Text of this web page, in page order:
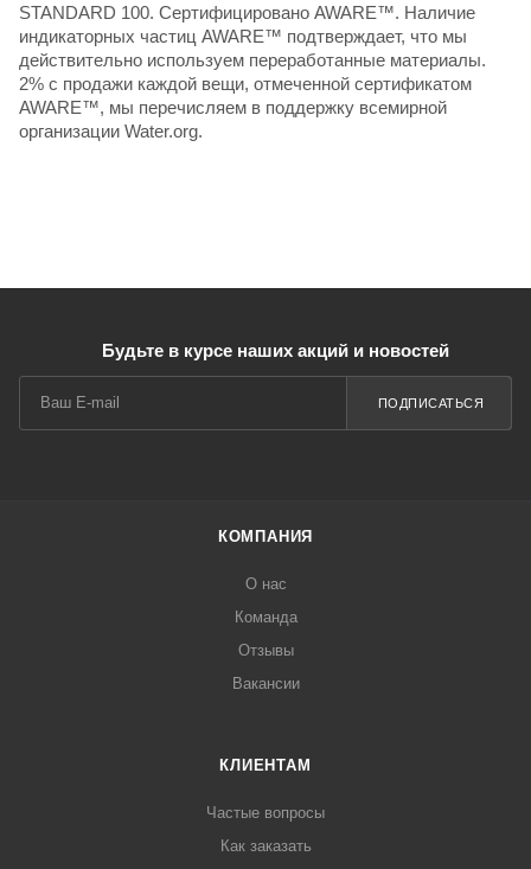
STANDARD 100. Сертифицировано AWARE™. Наличие
индикаторных частиц AWARE™ подтверждает, что мы
действительно используем переработанные материалы.
2% с продажи каждой вещи, отмеченной сертификатом
AWARE™, мы перечисляем в поддержку всемирной
организации Water.org.
Будьте в курсе наших акций и новостей
ПОДПИСАТЬСЯ
КОМПАНИЯ
О нас
Команда
Отзывы
Вакансии
КЛИЕНТАМ
Частые вопросы
Как заказать